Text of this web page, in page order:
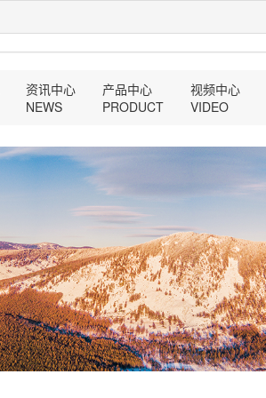
资讯中心
NEWS
产品中心
PRODUCT
视频中心
VIDEO